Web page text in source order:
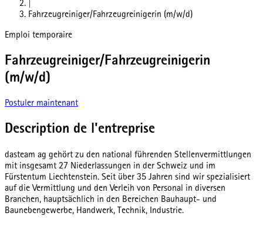
Fahrzeugreiniger/Fahrzeugreinigerin (m/w/d)
Emploi temporaire
Fahrzeugreiniger/Fahrzeugreinigerin
(m/w/d)
Postuler maintenant
Description de l'entreprise
dasteam ag gehört zu den national führenden Stellenvermittlungen
mit insgesamt 27 Niederlassungen in der Schweiz und im
Fürstentum Liechtenstein. Seit über 35 Jahren sind wir spezialisiert
auf die Vermittlung und den Verleih von Personal in diversen
Branchen, hauptsächlich in den Bereichen Bauhaupt- und
Baunebengewerbe, Handwerk, Technik, Industrie.